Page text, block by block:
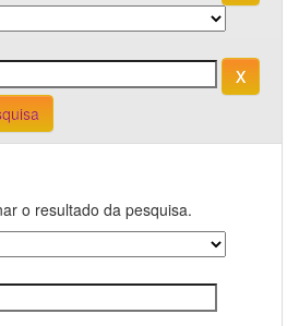
o resultado da pesquisa.